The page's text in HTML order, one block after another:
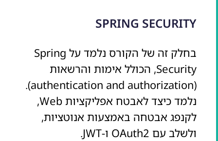
SPRING SECURITY
בחלק זה של הקורס נלמד על Spring
Security, הכולל אימות והרשאות
(authentication and authorization).
נלמד כיצד לאבטח אפליקציות Web,
לקנפג אבטחה באמצעות אנוטציות,
ולשלב עם OAuth2 ו-JWT.